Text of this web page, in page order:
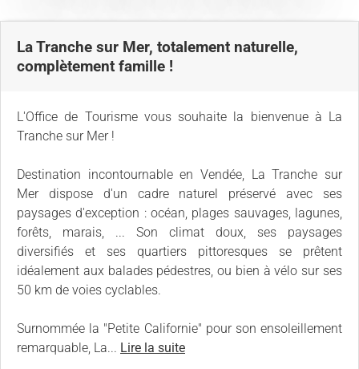
La Tranche sur Mer, totalement naturelle,
complètement famille !
L'Office de Tourisme vous souhaite la bienvenue à La
Tranche sur Mer !
Destination incontournable en Vendée, La Tranche sur
Mer dispose d'un cadre naturel préservé avec ses
paysages d'exception : océan, plages sauvages, lagunes,
forêts, marais, ... Son climat doux, ses paysages
diversifiés et ses quartiers pittoresques se prêtent
idéalement aux balades pédestres, ou bien à vélo sur ses
50 km de voies cyclables.
Surnommée la "Petite Californie" pour son ensoleillement
remarquable, La... Lire la suite